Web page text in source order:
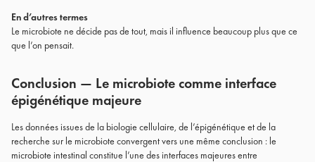
En d’autres termes
Le microbiote ne décide pas de tout, mais il influence beaucoup plus que ce
que l’on pensait.
Conclusion — Le microbiote comme interface
épigénétique majeure
Les données issues de la biologie cellulaire, de l’épigénétique et de la
recherche sur le microbiote convergent vers une même conclusion : le
microbiote intestinal constitue l’une des interfaces majeures entre